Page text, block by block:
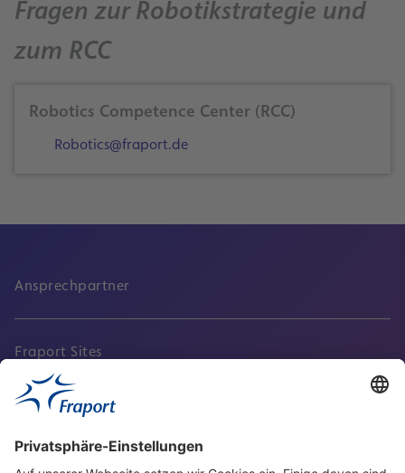
Fragen zur Robotikstrategie und
zum RCC
Robotics Competence Center (RCC)
Robotics@fraport.de
Ansprechpartner
Fraport Sites
Aktuell